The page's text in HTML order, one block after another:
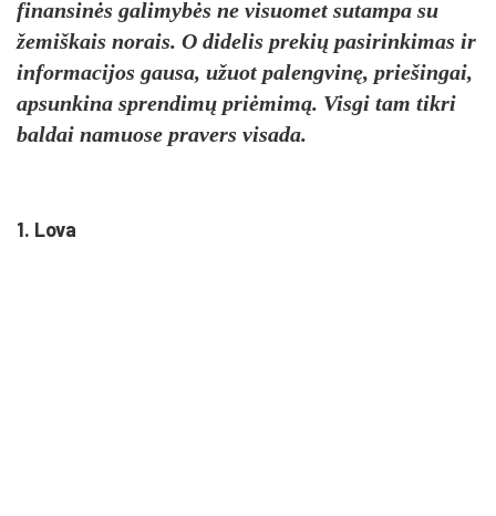
finansinės galimybės ne visuomet sutampa su
žemiškais norais. O didelis prekių pasirinkimas ir
informacijos gausa, užuot palengvinę, priešingai,
apsunkina sprendimų priėmimą. Visgi tam tikri
baldai namuose pravers visada.
1. Lova